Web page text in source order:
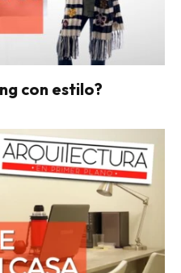
con estilo?